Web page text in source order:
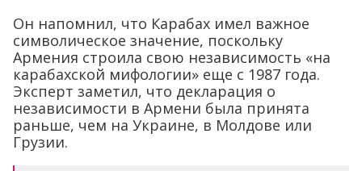
Он напомнил, что Карабах имел важное
символическое значение, поскольку
Армения строила свою независимость «на
карабахской мифологии» еще с 1987 года.
Эксперт заметил, что декларация о
независимости в Армени была принята
раньше, чем на Украине, в Молдове или
Грузии.